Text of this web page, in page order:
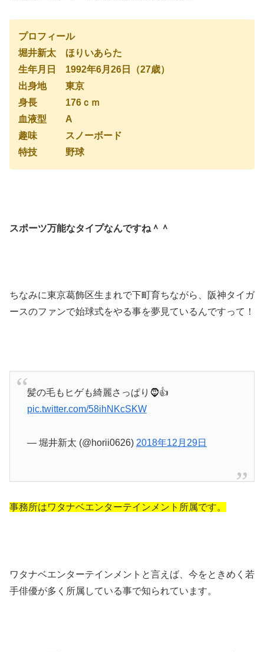
プロフィール
堀井新太 ほりいあらた
生年月日 1992年6月26日（27歳）
出身地 東京
身長 176ｃｍ
血液型 A
趣味 スノーボード
特技 野球
スポーツ万能なタイプなんですね＾＾
ちなみに東京葛飾区生まれで下町育ちながら、阪神タイガ
ースのファンで始球式をやる事を夢見ているんですって！
髪の毛もヒゲも綺麗さっぱり🧔👍
pic.twitter.com/58ihNKcSKW
— 堀井新太 (@horii0626) 2018年12月29日
事務所はワタナベエンターテインメント所属です。
ワタナベエンターテインメントと言えば、今をときめく若
手俳優が多く所属している事で知られています。